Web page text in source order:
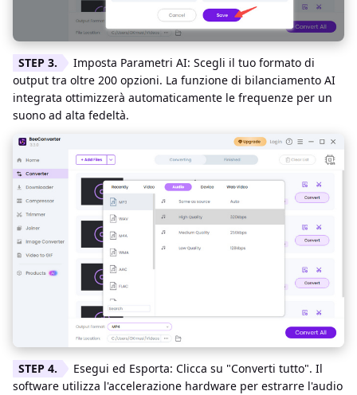
Imposta Parametri AI: Scegli il tuo formato di
output tra oltre 200 opzioni. La funzione di bilanciamento AI
integrata ottimizzerà automaticamente le frequenze per un
suono ad alta fedeltà.
Esegui ed Esporta: Clicca su "Converti tutto". Il
software utilizza l'accelerazione hardware per estrarre l'audio